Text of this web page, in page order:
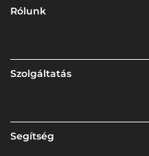
Rólunk
Szolgáltatás
Segítség